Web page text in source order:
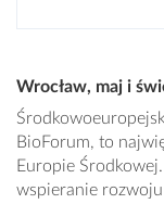
Wrocław, maj i
BioForum, to
Europie
wspieranie